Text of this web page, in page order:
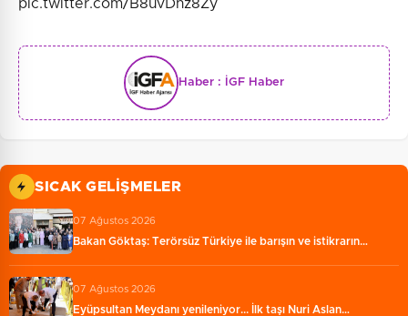
pic.twitter.com/B8uvDhz8Zy
Haber : İGF Haber
SICAK GELIŞMELER
07 Ağustos 2026
Bakan Göktaş: Terörsüz Türkiye ile barışın ve istikrarın…
07 Ağustos 2026
Eyüpsultan Meydanı yenileniyor... İlk taşı Nuri Aslan…